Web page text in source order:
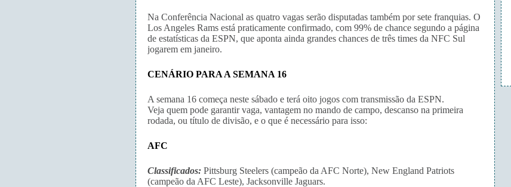
Na Conferência Nacional as quatro vagas serão disputadas também por sete franquias. O
Los Angeles Rams está praticamente confirmado, com 99% de chance segundo a página
de estatísticas da ESPN, que aponta ainda grandes chances de três times da NFC Sul
jogarem em janeiro.
CENÁRIO PARA A SEMANA 16
A semana 16 começa neste sábado e terá oito jogos com transmissão da ESPN.
Veja quem pode garantir vaga, vantagem no mando de campo, descanso na primeira
rodada, ou título de divisão, e o que é necessário para isso:
AFC
Classificados: Pittsburg Steelers (campeão da AFC Norte), New England Patriots
(campeão da AFC Leste), Jacksonville Jaguars.